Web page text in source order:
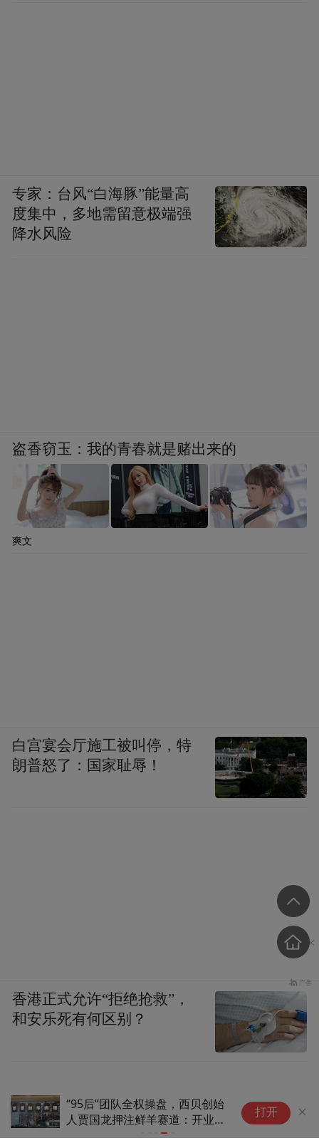
“95后”团队全权操盘，西贝创始
人贾国龙押注鲜羊赛道：开业不
到3小时，首批炖煮手把肉售罄
打开
专家：台风“白海豚”能量高
度集中，多地需留意极端强
降水风险
盗香窃玉：我的青春就是赌出来的
爽文
白宫宴会厅施工被叫停，特
朗普怒了：国家耻辱！
香港正式允许“拒绝抢救”，
和安乐死有何区别？